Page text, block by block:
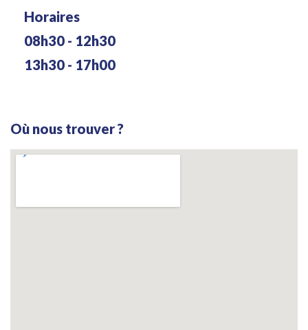
Horaires
08h30 - 12h30
13h30 - 17h00
Où nous trouver ?